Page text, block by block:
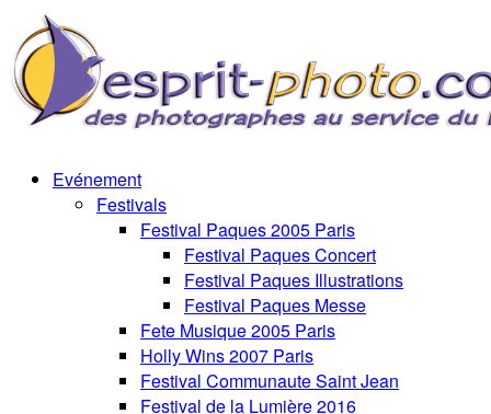
Evénement
Festivals
Festival Paques 2005 Paris
Festival Paques Concert
Festival Paques Illustrations
Festival Paques Messe
Fete Musique 2005 Paris
Holly Wins 2007 Paris
Festival Communaute Saint Jean
Festival de la Lumière 2016